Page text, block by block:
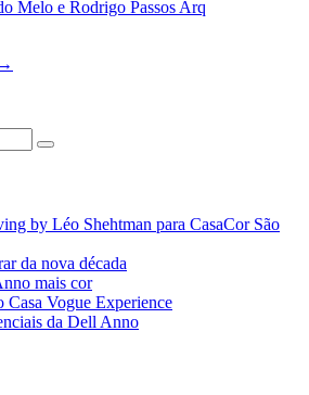
by Léo Shehtman para CasaCor São
da nova década
mais cor
Casa Vogue Experience
da Dell Anno